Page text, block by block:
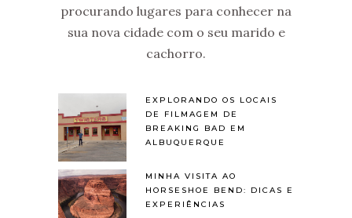
procurando lugares para conhecer na
sua nova cidade com o seu marido e
cachorro.
EXPLORANDO OS LOCAIS
DE FILMAGEM DE
BREAKING BAD EM
ALBUQUERQUE
MINHA VISITA AO
HORSESHOE BEND: DICAS E
EXPERIÊNCIAS